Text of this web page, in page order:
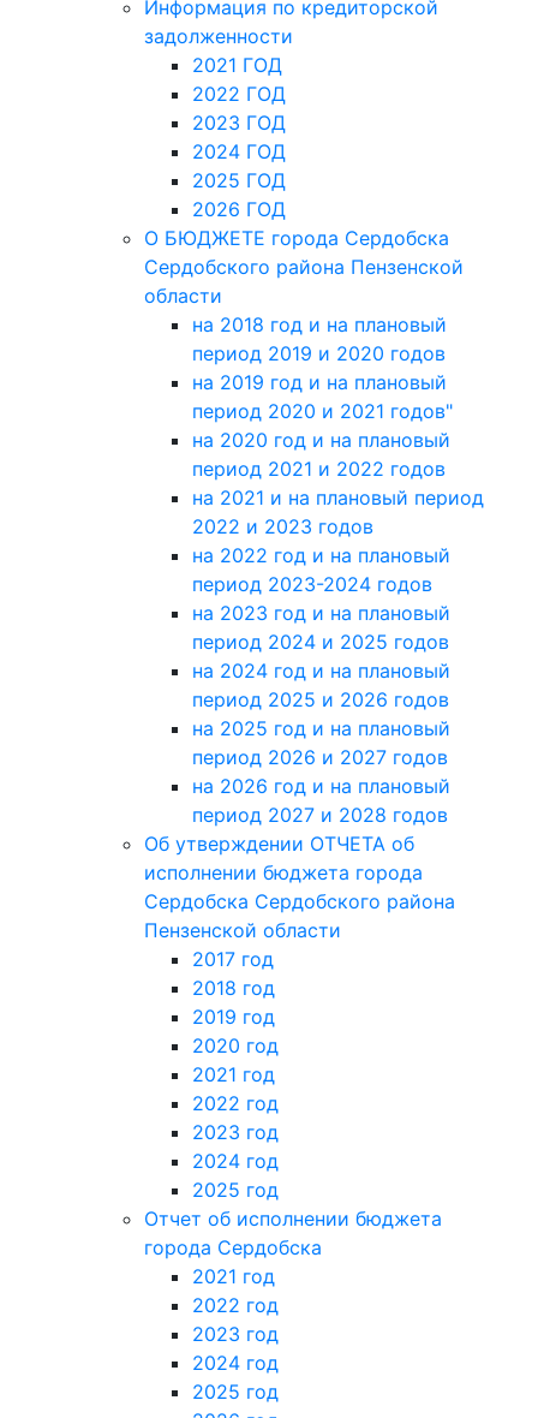
Информация по кредиторской
задолженности
2021 ГОД
2022 ГОД
2023 ГОД
2024 ГОД
2025 ГОД
2026 ГОД
О БЮДЖЕТЕ города Сердобска
Сердобского района Пензенской
области
на 2018 год и на плановый
период 2019 и 2020 годов
на 2019 год и на плановый
период 2020 и 2021 годов"
на 2020 год и на плановый
период 2021 и 2022 годов
на 2021 и на плановый период
2022 и 2023 годов
на 2022 год и на плановый
период 2023-2024 годов
на 2023 год и на плановый
период 2024 и 2025 годов
на 2024 год и на плановый
период 2025 и 2026 годов
на 2025 год и на плановый
период 2026 и 2027 годов
на 2026 год и на плановый
период 2027 и 2028 годов
Об утверждении ОТЧЕТА об
исполнении бюджета города
Сердобска Сердобского района
Пензенской области
2017 год
2018 год
2019 год
2020 год
2021 год
2022 год
2023 год
2024 год
2025 год
Отчет об исполнении бюджета
города Сердобска
2021 год
2022 год
2023 год
2024 год
2025 год